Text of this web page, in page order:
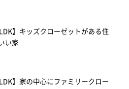
】キッズクローゼットがある住
い家
】家の中心にファミリークロー